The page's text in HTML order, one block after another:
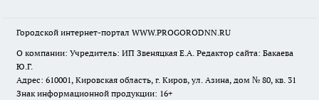
Городской интернет-портал WWW.PROGORODNN.RU
О компании: Учредитель: ИП Звеняцкая Е.А. Редактор сайта: Бакаева
Ю.Г.
Адрес: 610001, Кировская область, г. Киров, ул. Азина, дом № 80, кв. 31
Знак информационной продукции: 16+